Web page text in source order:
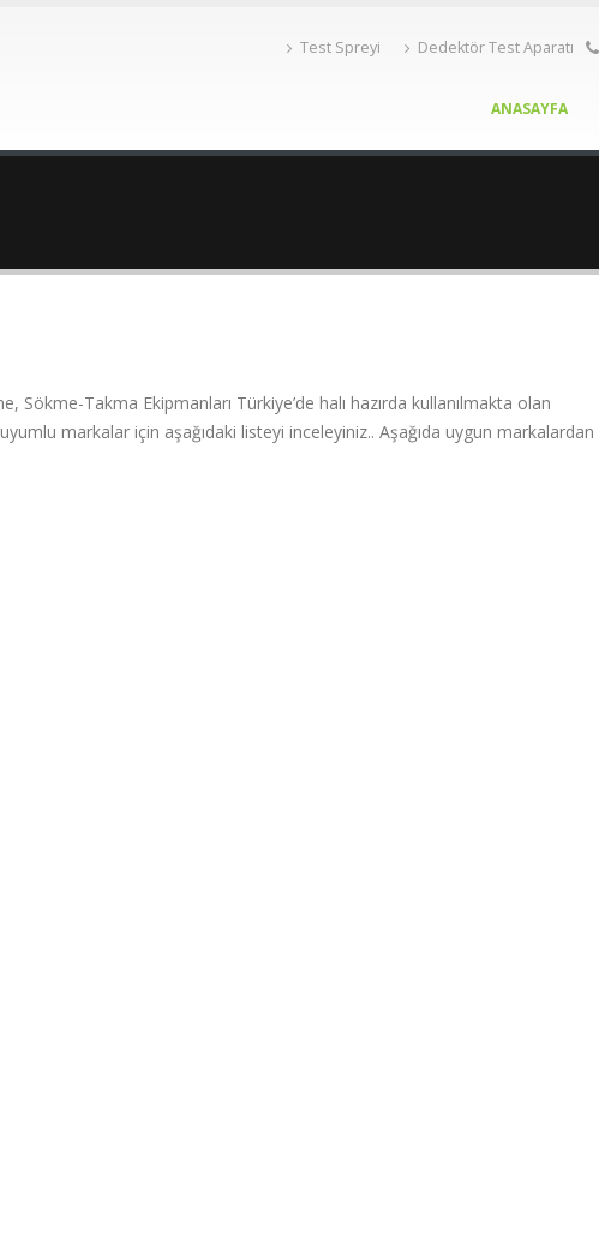
Test Spreyi Dedektör Test Aparatı
ANASAYFA
Takma Ekipmanları Türkiye’de halı hazırda kullanılmakta olan
markalar için aşağıdaki listeyi inceleyiniz.. Aşağıda uygun markalardan